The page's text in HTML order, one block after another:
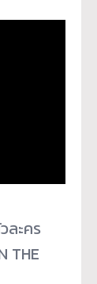
ละคร
THE